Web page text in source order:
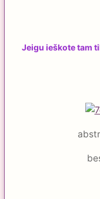
Jeigu ieškote tam